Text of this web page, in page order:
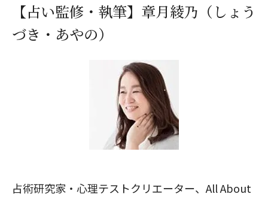
【占い監修・執筆】章月綾乃（しょう
づき・あやの）
占術研究家・心理テストクリエーター、All About